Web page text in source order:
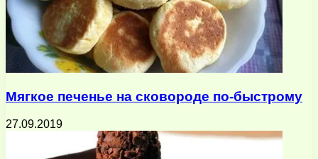
Мягкое печенье на сковороде по-быстрому
27.09.2019